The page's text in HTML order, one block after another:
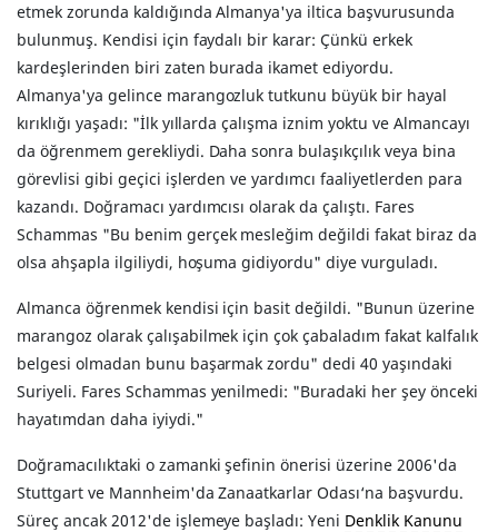
etmek zorunda kaldığında Almanya'ya iltica başvurusunda
bulunmuş. Kendisi için faydalı bir karar: Çünkü erkek
kardeşlerinden biri zaten burada ikamet ediyordu.
Almanya'ya gelince marangozluk tutkunu büyük bir hayal
kırıklığı yaşadı: "İlk yıllarda çalışma iznim yoktu ve Almancayı
da öğrenmem gerekliydi. Daha sonra bulaşıkçılık veya bina
görevlisi gibi geçici işlerden ve yardımcı faaliyetlerden para
kazandı. Doğramacı yardımcısı olarak da çalıştı. Fares
Schammas "Bu benim gerçek mesleğim değildi fakat biraz da
olsa ahşapla ilgiliydi, hoşuma gidiyordu" diye vurguladı.
Almanca öğrenmek kendisi için basit değildi. "Bunun üzerine
marangoz olarak çalışabilmek için çok çabaladım fakat kalfalık
belgesi olmadan bunu başarmak zordu" dedi 40 yaşındaki
Suriyeli. Fares Schammas yenilmedi: "Buradaki her şey önceki
hayatımdan daha iyiydi."
Doğramacılıktaki o zamanki şefinin önerisi üzerine 2006'da
Stuttgart ve Mannheim'da Zanaatkarlar Odası‘na başvurdu.
Süreç ancak 2012'de işlemeye başladı: Yeni Denklik Kanunu